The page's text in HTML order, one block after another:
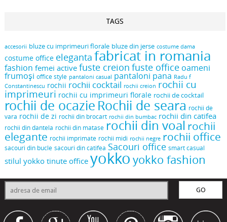
TAGS
accesorii bluze cu imprimeuri florale bluze din jerse costume dama
costume office eleganta fabricat in romania
fashion femei active fuste creion fuste office oameni
frumoși office style pantaloni casual pantaloni pana Radu f
Constantinescu rochii rochii cocktail rochii creion rochii cu
imprimeuri rochii cu imprimeuri florale rochii de cocktail
rochii de ocazie Rochii de seara rochii de
vara rochii de zi rochii din brocart rochii din bumbac rochii din catifea
rochii din dantela rochii din matase rochii din voal rochii
elegante rochii imprimate rochii midi rochii negre rochii office
sacouri din bucle sacouri din catifea Sacouri office smart casual
stilul yokko tinute office yokko yokko fashion